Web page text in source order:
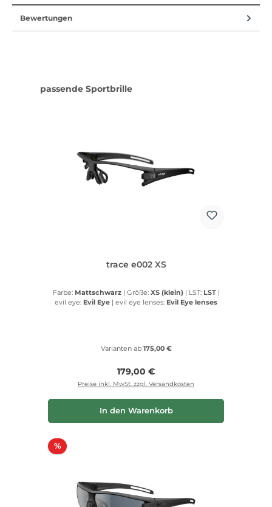
Bewertungen
Produktgalerie überspringen
passende Sportbrille
trace e002 XS
Farbe: Mattschwarz | Größe: XS (klein) | LST: LST |
evil eye: Evil Eye | evil eye lenses: Evil Eye lenses
Varianten ab175,00 €
Regulärer Preis:
179,00 €
Preise inkl. MwSt. zzgl. Versandkosten
In den Warenkorb
%Rabatt